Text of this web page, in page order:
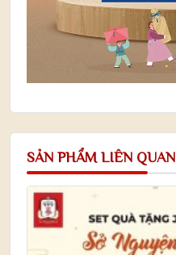
SẢN PHẨM LIÊN QUAN